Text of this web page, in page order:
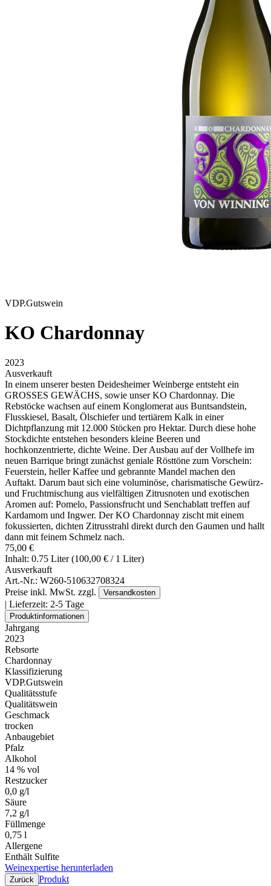
VDP.Gutswein
KO Chardonnay
2023
Ausverkauft
In einem unserer besten Deidesheimer Weinberge entsteht ein
GROSSES GEWÄCHS, sowie unser KO Chardonnay. Die
Rebstöcke wachsen auf einem Konglomerat aus Buntsandstein,
Flusskiesel, Basalt, Ölschiefer und tertiärem Kalk in einer
Dichtpflanzung mit 12.000 Stöcken pro Hektar. Durch diese hohe
Stockdichte entstehen besonders kleine Beeren und
hochkonzentrierte, dichte Weine. Der Ausbau auf der Vollhefe im
neuen Barrique bringt zunächst geniale Rösttöne zum Vorschein:
Feuerstein, heller Kaffee und gebrannte Mandel machen den
Auftakt. Darum baut sich eine voluminöse, charismatische Gewürz-
und Fruchtmischung aus vielfältigen Zitrusnoten und exotischen
Aromen auf: Pomelo, Passionsfrucht und Senchablatt treffen auf
Kardamom und Ingwer. Der KO Chardonnay zischt mit einem
fokussierten, dichten Zitrusstrahl direkt durch den Gaumen und hallt
dann mit feinem Schmelz nach.
75,00 €
Inhalt: 0.75 Liter (100,00 € / 1 Liter)
Ausverkauft
Art.-Nr.: W260-510632708324
Preise inkl. MwSt. zzgl.
Versandkosten
| Lieferzeit: 2-5 Tage
Produktinformationen
Jahrgang
2023
Rebsorte
Chardonnay
Klassifizierung
VDP.Gutswein
Qualitätsstufe
Qualitätswein
Geschmack
trocken
Anbaugebiet
Pfalz
Alkohol
14 % vol
Restzucker
0,0 g/l
Säure
7,2 g/l
Füllmenge
0,75 l
Allergene
Enthält Sulfite
Weinexpertise herunterladen
Zurück Produkt